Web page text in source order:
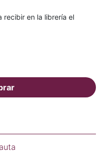
recibir en la librería el